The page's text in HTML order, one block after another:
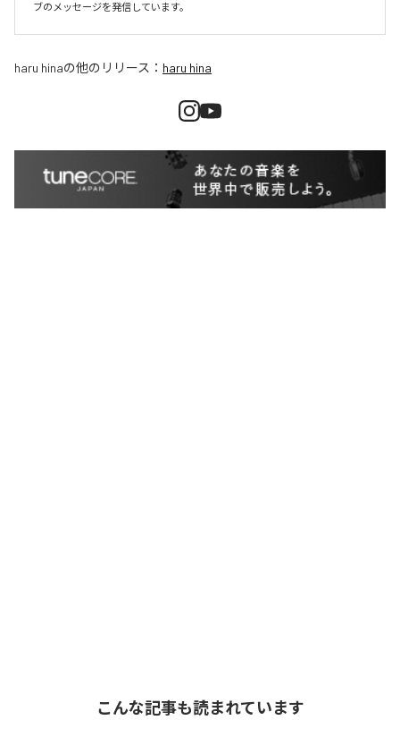
ブのメッセージを発信しています。
haru hinaの他のリリース： haru hina
こんな記事も読まれています